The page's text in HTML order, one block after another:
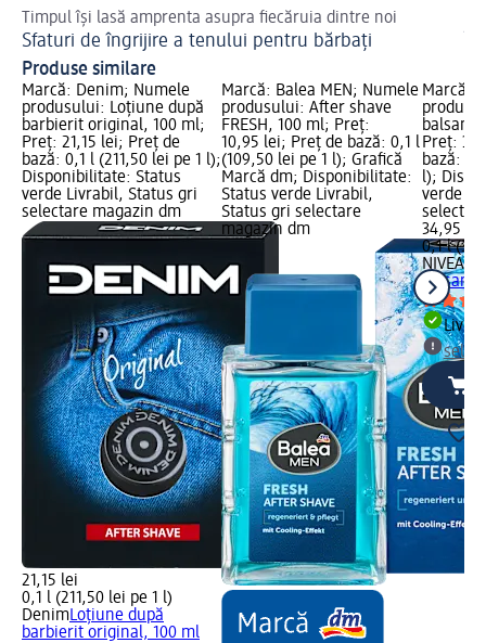
Timpul își lasă amprenta asupra fiecăruia dintre noi
Sfaturi de îngrijire a tenului pentru bărbați
Produse similare
Marcă: Denim; Numele
produsului: Loțiune după
barbierit original, 100 ml;
Preț: 21,15 lei; Preț de
bază: 0,1 l (211,50 lei pe 1 l);
Disponibilitate: Status
verde Livrabil, Status gri
selectare magazin dm
21,15 lei
0,1 l (211,50 lei pe 1 l)
DenimLoțiune după
barbierit original, 100 ml
Marcă: Balea MEN; Numele
produsului: After shave
FRESH, 100 ml; Preț:
10,95 lei; Preț de bază: 0,1 l
(109,50 lei pe 1 l); Grafică
Marcă dm; Disponibilitate:
Status verde Livrabil,
Status gri selectare
magazin dm
Marcă:
balsam
Preț:
bază:
l);
verde
34,95 lei
0,1 l
NIVEA
balsam